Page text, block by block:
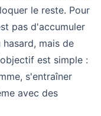
le reste. Pour
pas d'accumuler
mais de
est simple :
s'entraîner
avec des